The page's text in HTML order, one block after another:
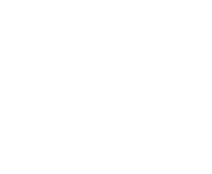
りません。
未対応品が
1月12日よ